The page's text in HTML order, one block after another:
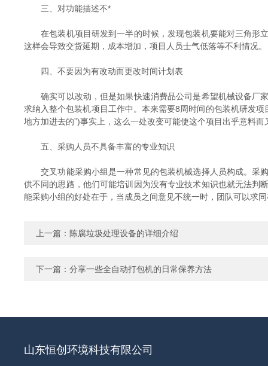
三、对功能描述不*
在包装机项目研发到一半的时候，发现包装机要能对三角形立
这样会导致交货延期，成本增加，项目人员士气低落等不利情况。
四、不要因为有改动而更改时间计划表
确实可以改动，但是如果快速消费品公司是希望机械设备厂家
求纳入整个包装机项目工作中。本来需要8周时间的包装机研发
地方加进去的”)事实上，这么一处改变可能使这个项目出乎意料
五、采购人员不具备丰富的专业知识
交叉功能采购小组是一种常见的包装机械选择人员构成。采购
供不同的思路，他们可能培训因为没有专业技术知识也就无法判
能采购小组的好处在于，当成员之间意见不统一时，团队可以求
上一篇： 陈腐垃圾处理设备的详细介绍
下一篇： 分享一些全自动打包机的日常保养方法
山东恒创环境科技有限公司